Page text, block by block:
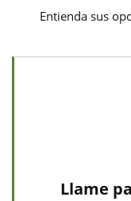
Entienda sus
Llame